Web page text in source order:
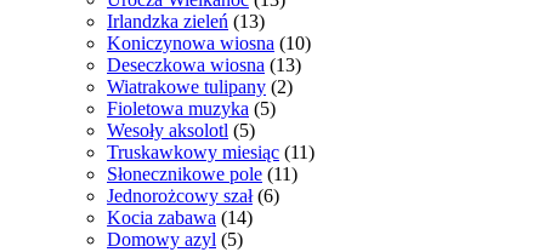
Irlandzka zieleń (13)
Koniczynowa wiosna (10)
Deseczkowa wiosna (13)
Wiatrakowe tulipany (2)
Fioletowa muzyka (5)
Wesoły aksolotl (5)
Truskawkowy miesiąc (11)
Słonecznikowe pole (11)
Jednorożcowy szał (6)
Kocia zabawa (14)
Domowy azyl (5)